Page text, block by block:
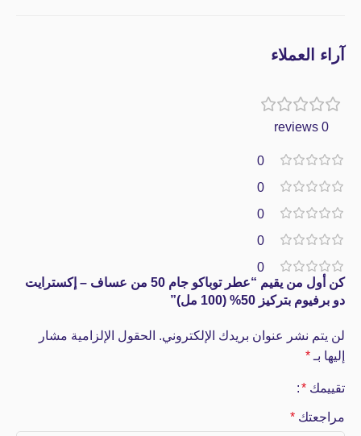
آراء العملاء
0 reviews
0
0
0
0
0
كن أول من يقيم “عطر توباكو جام 50 من عساف – إكسترايت
دو برفيوم بتركيز 50% (100 مل)”
لن يتم نشر عنوان بريدك الإلكتروني. الحقول الإلزامية مشار
إليها بـ *
تقييمك *
مراجعتك *